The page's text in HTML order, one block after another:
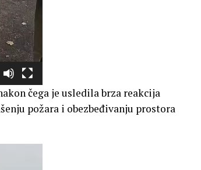
čega je usledila brza reakcija
požara i obezbeđivanju prostora